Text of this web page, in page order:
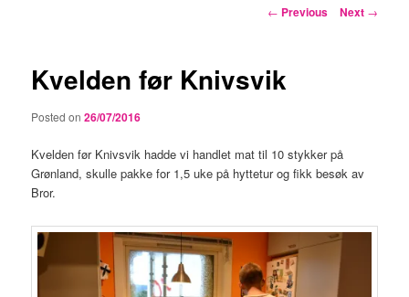
Post
← Previous Next →
Kvelden før Knivsvik
Posted on26/07/2016
Kvelden før Knivsvik hadde vi handlet mat til 10 stykker på
Grønland, skulle pakke for 1,5 uke på hyttetur og fikk besøk av
Bror.